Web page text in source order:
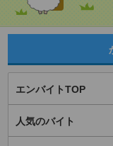
エンバイトTOP
人気のバイト